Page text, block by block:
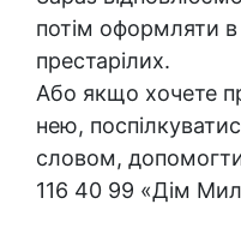
потім оформляти
престарілих.
Або якщо хочете
нею,
словом,
116 40 99 «Дім